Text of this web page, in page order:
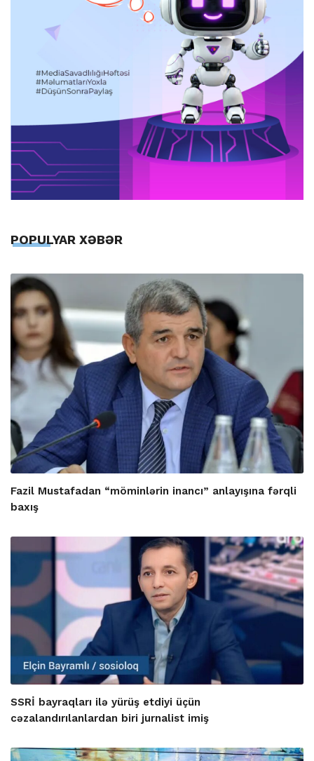
POPULYAR XƏBƏR
Fazil Mustafadan “möminlərin inancı” anlayışına fərqli
baxış
SSRİ bayraqları ilə yürüş etdiyi üçün
cəzalandırılanlardan biri jurnalist imiş